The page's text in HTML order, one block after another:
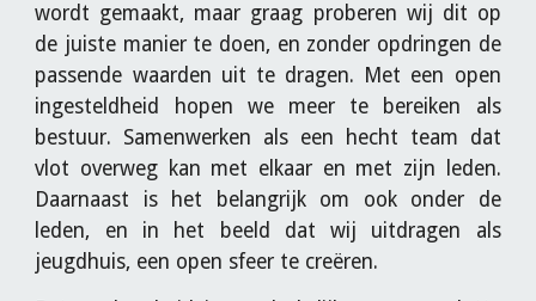
wordt gemaakt, maar graag proberen wij dit op
de juiste manier te doen, en zonder opdringen de
passende waarden uit te dragen. Met een open
ingesteldheid hopen we meer te bereiken als
bestuur. Samenwerken als een hecht team dat
vlot overweg kan met elkaar en met zijn leden.
Daarnaast is het belangrijk om ook onder de
leden, en in het beeld dat wij uitdragen als
jeugdhuis, een open sfeer te creëren.